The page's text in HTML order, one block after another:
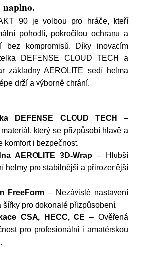
90 je volbou pro hráče, kteří
pohodlí, pokročilou ochranu a
bez kompromisů. Díky inovacím
DEFENSE CLOUD TECH a
základny AEROLITE sedí helma
drží a výborně chrání.
DEFENSE CLOUD TECH
–
materiál, který se přizpůsobí hlavě a
komfort i bezpečnost.
AEROLITE 3D-Wrap – Hlubší
helmy pro stabilnější a přirozenější
FreeForm – Nezávislé nastavení
šířky pro dokonalé přizpůsobení.
CSA, HECC, CE – Ověřená
pro profesionální i amatérskou